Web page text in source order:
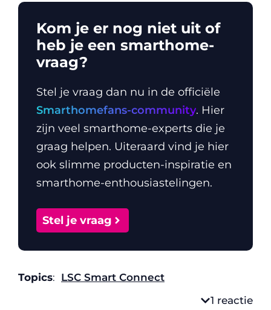
Kom je er nog niet uit of
heb je een smarthome-
vraag?
Stel je vraag dan nu in de officiële
Smarthomefans-community. Hier
zijn veel smarthome-experts die je
graag helpen. Uiteraard vind je hier
ook slimme producten-inspiratie en
smarthome-enthousiastelingen.
Stel je vraag
Topics: LSC Smart Connect
1 reactie